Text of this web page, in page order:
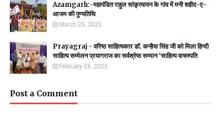
Azamgarh:-महापंडित राहुल सांकृत्यायन के गांव में मनी शहीद-ए-
आजम की पुण्यतिथि
March 23, 2023
Prayagraj - वरिष्ठ साहित्यकार डॉ. कन्हैया सिंह जी को मिला हिन्दी
साहित्य सम्मेलन प्रयागराज का सर्वश्रेष्ठ सम्मान ‘साहित्य वाचस्पति
February 26, 2023
Post a Comment